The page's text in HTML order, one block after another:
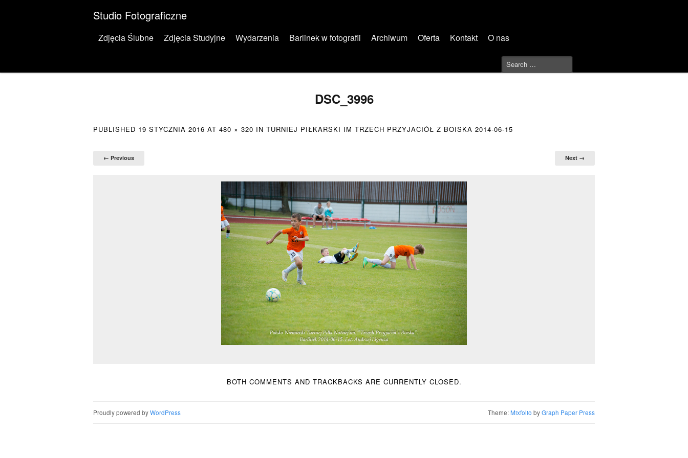
Studio Fotograficzne
Menu
Skip to content
Zdjęcia Ślubne Zdjęcia Studyjne Wydarzenia Barlinek w fotografii Archiwum Oferta Kontakt O nas
DSC_3996
PUBLISHED 19 STYCZNIA 2016 AT 480 × 320 IN TURNIEJ PIŁKARSKI IM TRZECH PRZYJACIÓŁ Z BOISKA 2014-06-15
← Previous Next →
BOTH COMMENTS AND TRACKBACKS ARE CURRENTLY CLOSED.
Proudly powered byWordPress Theme:Mixfolio byGraph Paper Press